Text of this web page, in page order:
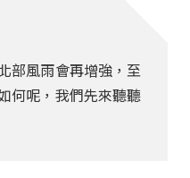
部風雨會再增強，至
何呢，我們先來聽聽